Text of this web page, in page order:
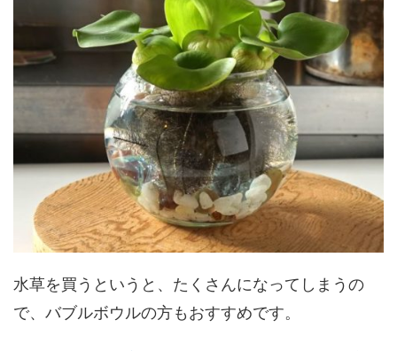
水草を買うというと、たくさんになってしまうの
で、バブルボウルの方もおすすめです。